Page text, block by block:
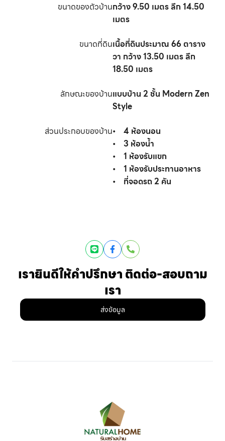
ขนาดของตัวบ้านกว้าง9.50 เมตร ลึก14.50
เมตร
ขนาดที่ดินเนื้อที่ดินประมาณ 66 ตาราง
วา กว้าง13.50 เมตร ลึก
18.50 เมตร
ลักษณะของบ้านแบบบ้าน 2 ชั้น Modern Zen
Style
ส่วนประกอบของบ้าน• 4 ห้องนอน
•
3 ห้องน้ำ
•
1 ห้องรับแขก
•
1 ห้องรับประทานอาหาร
•
ที่จอดรถ 2 คัน
เรายินดีให้คำปรึกษา ติดต่อ-สอบถาม
เรา
ส่งข้อมูล